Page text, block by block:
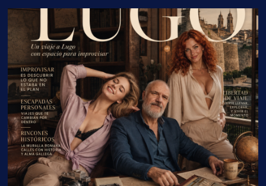
23 DE JULIO DE 2026
Un viaje a Lugo con espacio para improvisar
JOHNNY ZURI LATEST POSTS
Impulsa tu marca en Zuri Media
Group
¿Buscas aumentar tu autoridad y